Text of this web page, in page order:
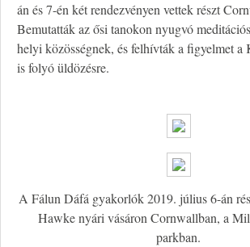
án és 7-én két rendezvényen vettek részt
Bemutatták az ősi tanokon nyugvó
helyi közösségnek, és felhívták a figyelmet a
is folyó üldözésre.
A Fálun Dáfá gyakorlók 2019. július 6-án
Hawke nyári vásáron Cornwallban, a
parkban.